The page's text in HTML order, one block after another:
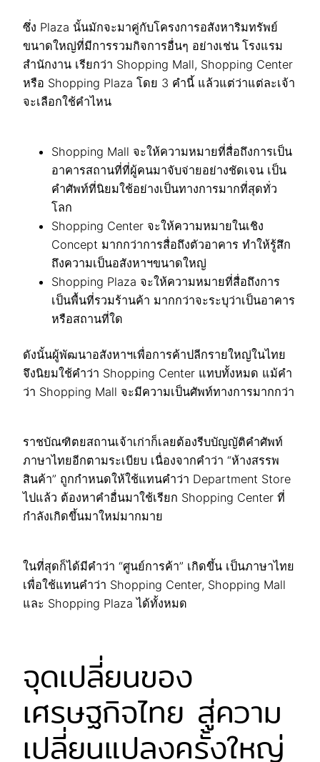
ซึ่ง Plaza นั้นมักจะมาคู่กับโครงการอสังหาริมทรัพย์
ขนาดใหญ่ที่มีการรวมกิจการอื่นๆ อย่างเช่น โรงแรม
สำนักงาน เรียกว่า Shopping Mall, Shopping Center
หรือ Shopping Plaza โดย 3 คำนี้ แล้วแต่ว่าแต่ละเจ้า
จะเลือกใช้คำไหน
Shopping Mall จะให้ความหมายที่สื่อถึงการเป็น
อาคารสถานที่ที่ผู้คนมาจับจ่ายอย่างชัดเจน เป็น
คำศัพท์ที่นิยมใช้อย่างเป็นทางการมากที่สุดทั่ว
โลก
Shopping Center จะให้ความหมายในเชิง
Concept มากกว่าการสื่อถึงตัวอาคาร ทำให้รู้สึก
ถึงความเป็นอสังหาฯขนาดใหญ่
Shopping Plaza จะให้ความหมายที่สื่อถึงการ
เป็นพื้นที่รวมร้านค้า มากกว่าจะระบุว่าเป็นอาคาร
หรือสถานที่ใด
ดังนั้นผู้พัฒนาอสังหาฯเพื่อการค้าปลีกรายใหญ่ในไทย
จึงนิยมใช้คำว่า Shopping Center แทบทั้งหมด แม้คำ
ว่า Shopping Mall จะมีความเป็นศัพท์ทางการมากกว่า
ราชบัณฑิตยสถานเจ้าเก่าก็เลยต้องรีบบัญญัติคำศัพท์
ภาษาไทยอีกตามระเบียบ เนื่องจากคำว่า “ห้างสรรพ
สินค้า” ถูกกำหนดให้ใช้แทนคำว่า Department Store
ไปแล้ว ต้องหาคำอื่นมาใช้เรียก Shopping Center ที่
กำลังเกิดขึ้นมาใหม่มากมาย
ในที่สุดก็ได้มีคำว่า “ศูนย์การค้า” เกิดขึ้น เป็นภาษาไทย
เพื่อใช้แทนคำว่า Shopping Center, Shopping Mall
และ Shopping Plaza ได้ทั้งหมด
จุดเปลี่ยนของ
เศรษฐกิจไทย สู่ความ
เปลี่ยนแปลงครั้งใหญ่